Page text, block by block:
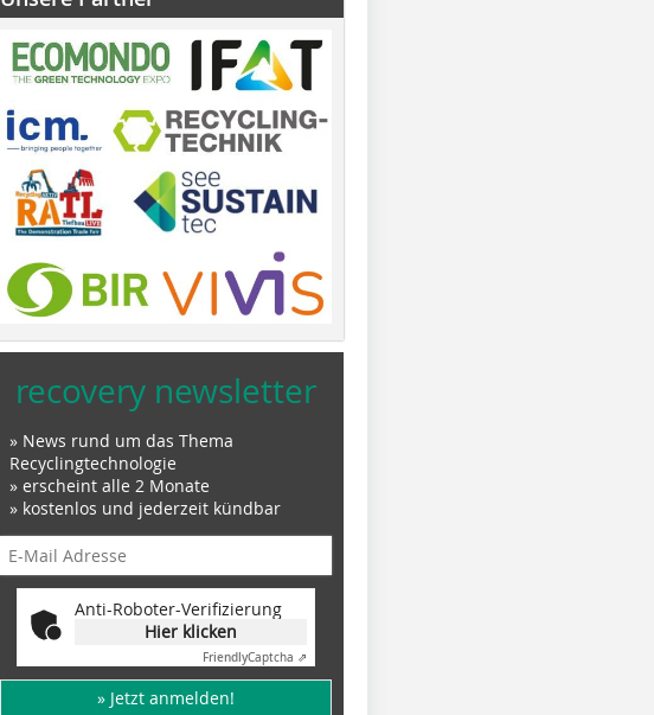
recovery newsletter
» News rund um das Thema
Recyclingtechnologie
» erscheint alle 2 Monate
» kostenlos und jederzeit kündbar
Anti-Roboter-Verifizierung
Hier klicken
FriendlyCaptcha ⇗
» Jetzt anmelden!